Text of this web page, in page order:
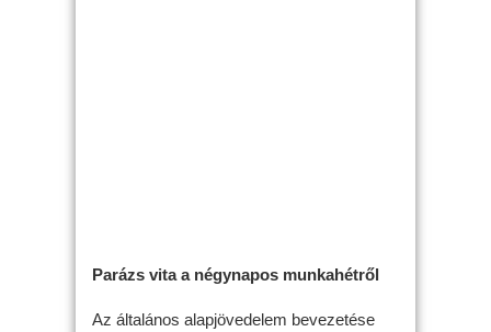
Parázs vita a négynapos munkahétről
Az általános alapjövedelem bevezetése